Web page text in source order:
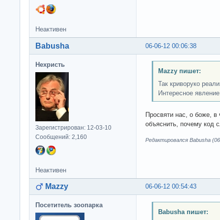
Неактивен
06-06-12 00:06:38
Babusha
Нехристь
Зарегистрирован: 12-03-10
Сообщений: 2,160
Mazzy пишет:
Так криворуко
Интересное
Просвяти нас, о боже, в
объяснить, почему код
Редактировался Babusha
Неактивен
06-06-12 00:54:43
Mazzy
Посетитель зоопарка
Babusha пишет: